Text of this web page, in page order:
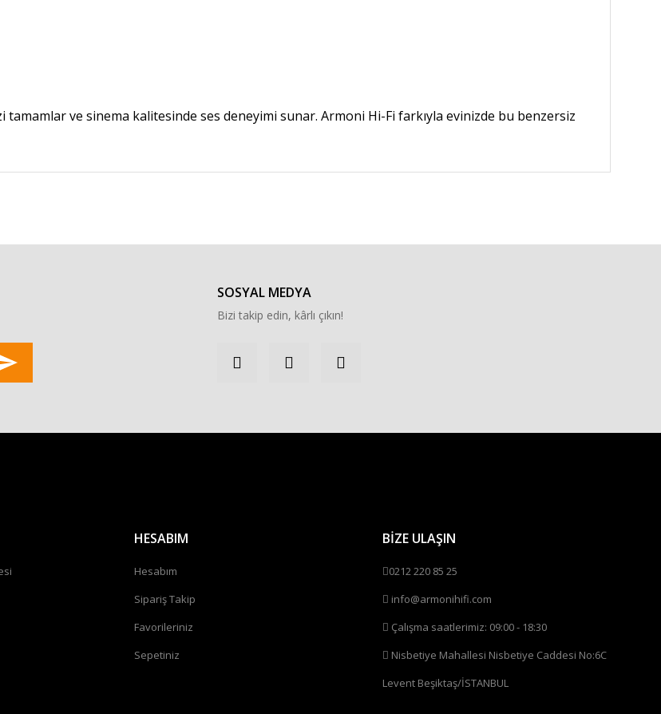
ve sinema kalitesinde ses deneyimi sunar. Armoni Hi-Fi farkıyla evinizde bu benzersiz
SOSYAL MEDYA
Bizi takip edin, kârlı çıkın!
HESABIM
Hesabım
Sipariş Takip
Favorileriniz
Sepetiniz
BİZE ULAŞIN
0212 220 85 25
info@armonihifi.com
Çalışma saatlerimiz: 09:00 - 18:30
Nisbetiye Mahallesi Nisbetiye Caddesi No:6C
Levent Beşiktaş/İSTANBUL